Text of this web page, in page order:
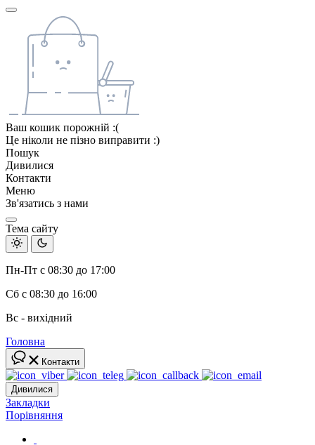
Ваш кошик порожній :(
Це ніколи не пізно виправити :)
Пошук
Дивилися
Контакти
Меню
Зв'язатись з нами
Тема сайту
Пн-Пт с 08:30 до 17:00
Сб с 08:30 до 16:00
Вс - вихідний
Головна
Контакти
Дивилися
Закладки
Порівняння